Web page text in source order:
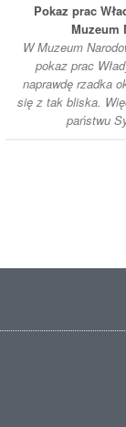
Pokaz prac
Muzeum
W Muzeum
pokaz prac
naprawdę rzadka
się z tak bliska.
państwu